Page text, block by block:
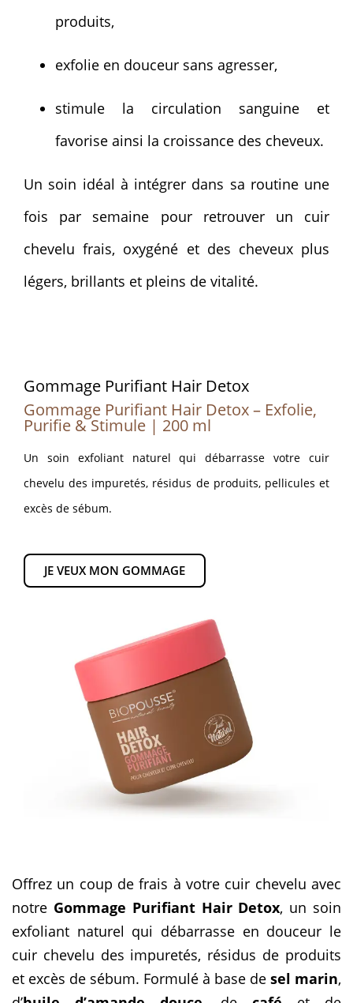
produits,
exfolie en douceur sans agresser,
stimule la circulation sanguine et
favorise ainsi la croissance des cheveux.
Un soin idéal à intégrer dans sa routine une
fois par semaine pour retrouver un cuir
chevelu frais, oxygéné et des cheveux plus
légers, brillants et pleins de vitalité.
Gommage Purifiant Hair Detox
Gommage Purifiant Hair Detox – Exfolie,
Purifie & Stimule | 200 ml
Un soin exfoliant naturel qui débarrasse votre cuir
chevelu des impuretés, résidus de produits, pellicules et
excès de sébum.
JE VEUX MON GOMMAGE
Offrez un coup de frais à votre cuir chevelu avec
notre Gommage Purifiant Hair Detox, un soin
exfoliant naturel qui débarrasse en douceur le
cuir chevelu des impuretés, résidus de produits
et excès de sébum. Formulé à base de sel marin,